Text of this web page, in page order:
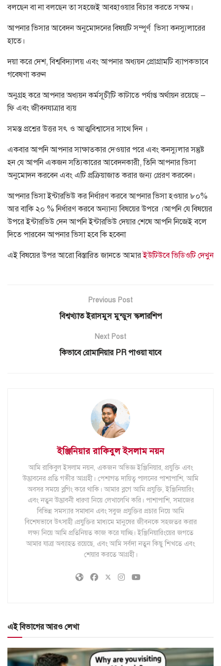
বলছেন বা না বলছেন তা সহজেই আবহাওয়ার বিচার করতে সক্ষম।
আপনার ভিসার আবেদন অনুমোদনের বিষয়টি সম্পূর্ণ ভিসা কনস্যুলারের
হাতে।
দয়া করে দেশ,বিশ্ববিদ্যালয় এবং আপনার অধ্যয়ন প্রোগ্রামটি ব্যাপকভাবে
গবেষণা করুন
অনুগ্রহ করে আপনার অধ্যয়ন কর্মসূচীটি কাটাতে পর্যাপ্ত অর্থায়ন রয়েছে –
ফি এবং জীবনযাত্রার ব্যয়
সমস্ত প্রশ্নের উত্তর সৎ ও আত্মবিশ্বাসের সাথে দিন ।
একবার আপনি আপনার সাক্ষাত্কার দেওয়ার পরে এবং কনস্যুলার সন্তুষ্ট
হন যে আপনি একজন সত্যিকারের আবেদনকারী,তিনি আপনার ভিসা
অনুমোদন করবেন এবং এটি প্রক্রিয়াজাত করার জন্য প্রেরণ করবেন।
আপনার ভিসা ইন্টারভিউ কর নির্ধারণ করবে আপনার ভিসা হওয়ার ৮০%
আর বাকি ২০ %নির্ধারণ করবে অন্যান্য বিষয়ের উপরে ।আপনি যে বিষয়ের
উপরে ইন্টারভিউ দেন আপনি ইন্টারভিউ দেয়ার শেষে আপনি নিজেই বলে
দিতে পারবেন আপনার ভিসা হবে কি হবেনা
এই বিষয়ের উপর আরো বিস্তারিত জানতে আমারইউটিউবে ভিডিওটি দেখুন
Previous Post
বিশ্বখ্যাত ইরাসমুস মুন্ডুস স্কলারশিপ
Next Post
কিভাবে রোমানিয়ার PR পাওয়া যাবে
ইঞ্জিনিয়ার রাকিবুল ইসলাম নয়ন
আমি রাকিবুল ইসলাম নয়ন, একজন অভিজ্ঞ ইঞ্জিনিয়ার, প্রযুক্তি এবং
উদ্ভাবনের প্রতি গভীর আগ্রহী। পেশাগত দায়িত্ব পালনের পাশাপাশি, আমি
অবসর সময়ে ব্লগিং করে থাকি। আমার ব্লগে আমি প্রযুক্তি, ইঞ্জিনিয়ারিং
এবং নতুন উদ্ভাবনী ধারণা নিয়ে লেখালেখি করি। পাশাপাশি, সমাজের
বিভিন্ন সমস্যার সমাধান এবং সবুজ প্রযুক্তির প্রচার নিয়ে আমি
বিশেষভাবে উৎসাহী।প্রযুক্তির মাধ্যমে মানুষের জীবনকে সহজতর করার
লক্ষ্য নিয়ে আমি প্রতিনিয়ত কাজ করে যাচ্ছি। ইঞ্জিনিয়ারিংয়ের জগতে
আমার যাত্রা অব্যাহত রয়েছে, এবং আমি সর্বদা নতুন কিছু শিখতে এবং
শেয়ার করতে আগ্রহী।
এই বিভাগের আরও লেখা